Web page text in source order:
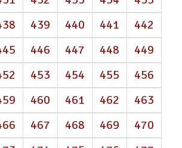
439 440 441
442
446 447 448
449
453 454 455
456
460 461 462
463
467 468 469
470